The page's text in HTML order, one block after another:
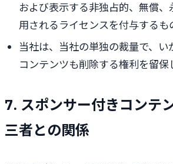
および表示する非独占的、無償
用されるライセンスを付与するも
当社は、当社の単独の裁量で、
コンテンツも削除する権利を留保
7. スポンサー付きコンテ
三者との関係